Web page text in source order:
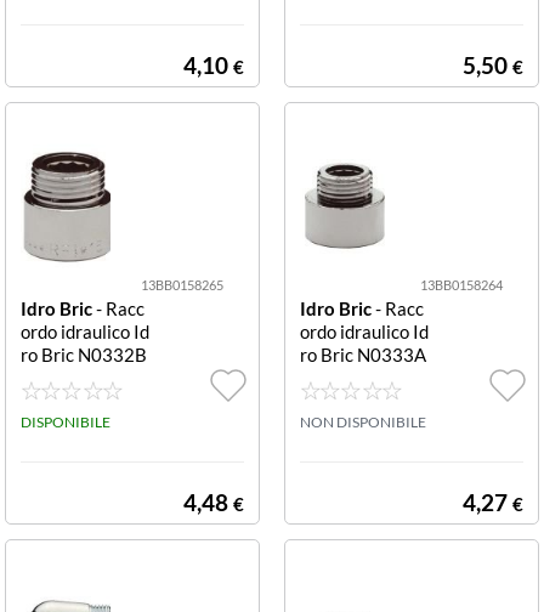
4,10 € 5,50 €
13BB0158265
Idro Bric- Racc
ordo idraulico Id
ro Bric N0332B
20 Cromo
DISPONIBILE
4,48 €
13BB0158264
Idro Bric- Racc
ordo idraulico Id
ro Bric N0333A
Cromo
NON DISPONIBILE
4,27 €